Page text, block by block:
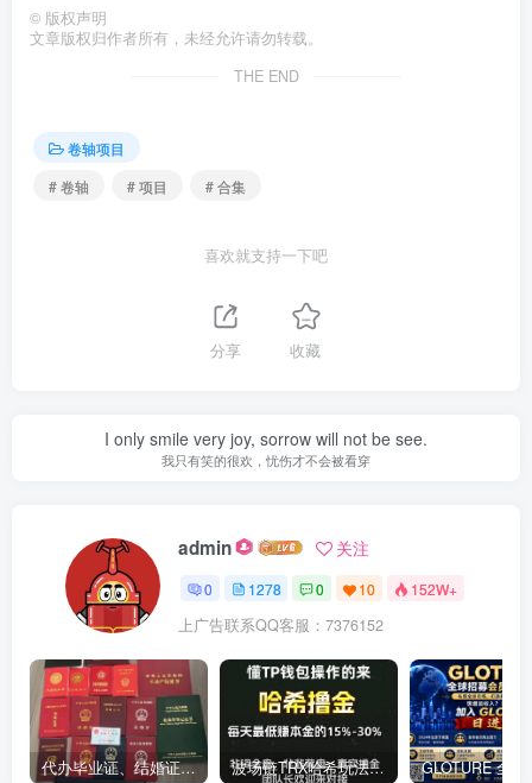
© 版权声明
文章版权归作者所有，未经允许请勿转载。
THE END
卷轴项目
# 卷轴
# 项目 # 合集
喜欢就支持一下吧
分享 收藏
I only smile very joy, sorrow will not be see.
我只有笑的很欢，忧伤才不会被看穿
admin 关注
0 1278 0 10 152W+
上广告联系QQ客服：7376152
代办毕业证、结婚证、房产证、不动产权证书、离婚证、中专/大专/高中 ​波场链TRX哈希玩法深度解析：低门槛也能实现稳定回报的新思路